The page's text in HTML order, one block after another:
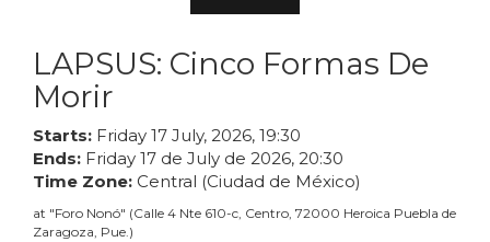
LAPSUS: Cinco Formas De
Morir
Starts: Friday 17 July, 2026, 19:30
Ends: Friday 17 de July de 2026, 20:30
Time Zone: Central (Ciudad de México)
at "Foro Nonó" (Calle 4 Nte 610-c, Centro, 72000 Heroica Puebla de
Zaragoza, Pue.)